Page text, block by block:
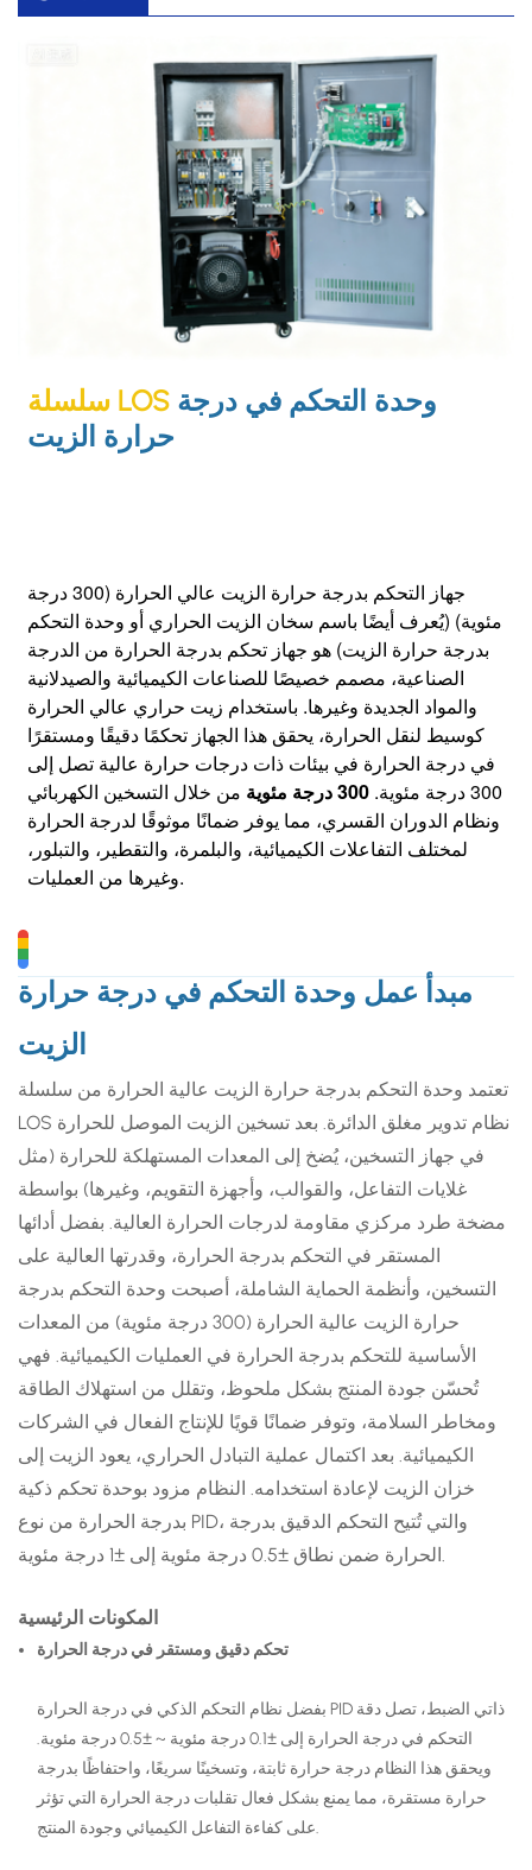
سلسلة LOS وحدة التحكم في درجة
حرارة الزيت
جهاز التحكم بدرجة حرارة الزيت عالي الحرارة (300 درجة
مئوية) (يُعرف أيضًا باسم سخان الزيت الحراري أو وحدة التحكم
بدرجة حرارة الزيت) هو جهاز تحكم بدرجة الحرارة من الدرجة
الصناعية، مصمم خصيصًا للصناعات الكيميائية والصيدلانية
والمواد الجديدة وغيرها. باستخدام زيت حراري عالي الحرارة
كوسيط لنقل الحرارة، يحقق هذا الجهاز تحكمًا دقيقًا ومستقرًا
في درجة الحرارة في بيئات ذات درجات حرارة عالية تصل إلى
300 درجة مئوية.
300 درجة مئوية
من خلال التسخين الكهربائي
ونظام الدوران القسري، مما يوفر ضمانًا موثوقًا لدرجة الحرارة
لمختلف التفاعلات الكيميائية، والبلمرة، والتقطير، والتبلور،
وغيرها من العمليات.
مبدأ عمل وحدة التحكم في درجة حرارة
الزيت
تعتمد وحدة التحكم بدرجة حرارة الزيت عالية الحرارة من سلسلة
LOS نظام تدوير مغلق الدائرة. بعد تسخين الزيت الموصل للحرارة
في جهاز التسخين، يُضخ إلى المعدات المستهلكة للحرارة (مثل
غلايات التفاعل، والقوالب، وأجهزة التقويم، وغيرها) بواسطة
مضخة طرد مركزي مقاومة لدرجات الحرارة العالية. بفضل أدائها
المستقر في التحكم بدرجة الحرارة، وقدرتها العالية على
التسخين، وأنظمة الحماية الشاملة، أصبحت وحدة التحكم بدرجة
حرارة الزيت عالية الحرارة (300 درجة مئوية) من المعدات
الأساسية للتحكم بدرجة الحرارة في العمليات الكيميائية. فهي
تُحسّن جودة المنتج بشكل ملحوظ، وتقلل من استهلاك الطاقة
ومخاطر السلامة، وتوفر ضمانًا قويًا للإنتاج الفعال في الشركات
الكيميائية. بعد اكتمال عملية التبادل الحراري، يعود الزيت إلى
خزان الزيت لإعادة استخدامه. النظام مزود بوحدة تحكم ذكية
بدرجة الحرارة من نوع PID، والتي تُتيح التحكم الدقيق بدرجة
المكونات الرئيسية
تحكم دقيق ومستقر في درجة الحرارة
بفضل نظام التحكم الذكي في درجة الحرارة PID ذاتي الضبط، تصل دقة
التحكم في درجة الحرارة إلى ±0.1 درجة مئوية ~ ±0.5 درجة مئوية.
ويحقق هذا النظام درجة حرارة ثابتة، وتسخينًا سريعًا، واحتفاظًا بدرجة
حرارة مستقرة، مما يمنع بشكل فعال تقلبات درجة الحرارة التي تؤثر
على كفاءة التفاعل الكيميائي وجودة المنتج.